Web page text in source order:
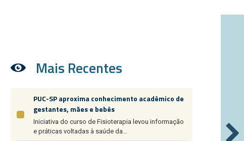
Mais Recentes
PUC-SP aproxima conhecimento acadêmico de
gestantes, mães e bebês
Iniciativa do curso de Fisioterapia levou informação
e práticas voltadas à saúde da...